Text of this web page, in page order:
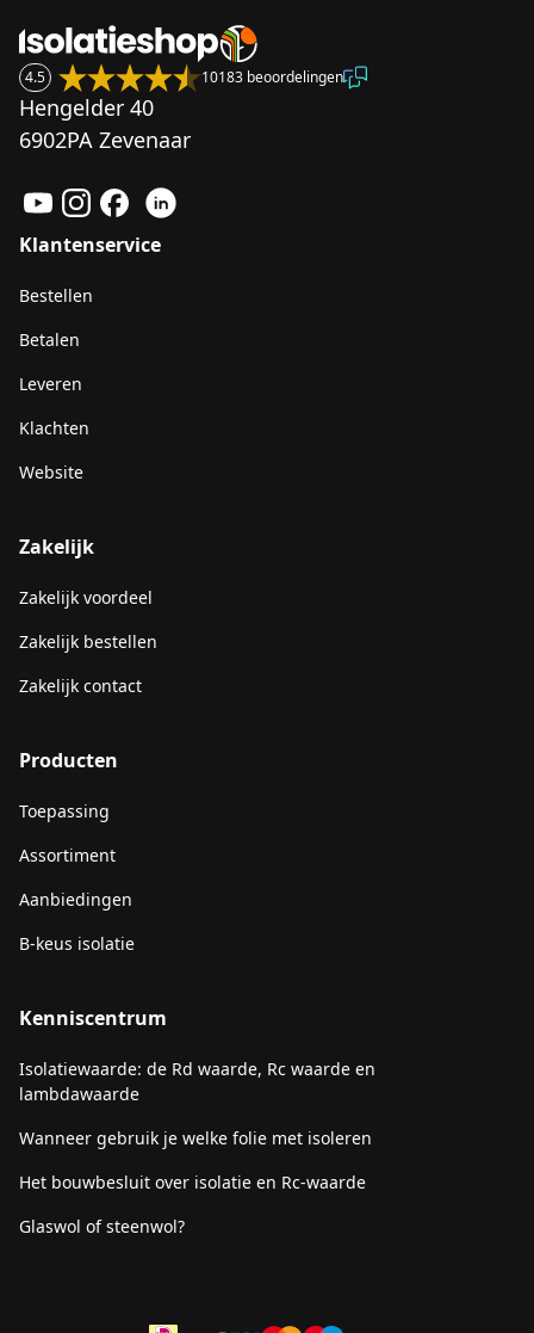
4.5 10183 beoordelingen
Hengelder 40
6902PA Zevenaar
Klantenservice
Bestellen
Betalen
Leveren
Klachten
Website
Zakelijk
Zakelijk voordeel
Zakelijk bestellen
Zakelijk contact
Producten
Toepassing
Assortiment
Aanbiedingen
B-keus isolatie
Kenniscentrum
Isolatiewaarde: de Rd waarde, Rc waarde en
lambdawaarde
Wanneer gebruik je welke folie met isoleren
Het bouwbesluit over isolatie en Rc-waarde
Glaswol of steenwol?